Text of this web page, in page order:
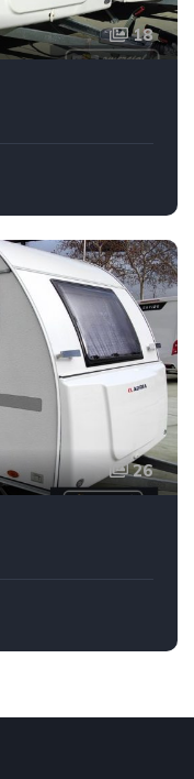
18
26